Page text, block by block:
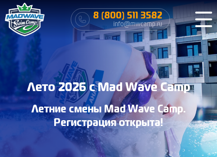
8 (800) 511 3582
info@mwcamp.ru
Лето 2026 с Mad Wave Camp
Летние смены Mad Wave Camp.
Регистрация открыта!